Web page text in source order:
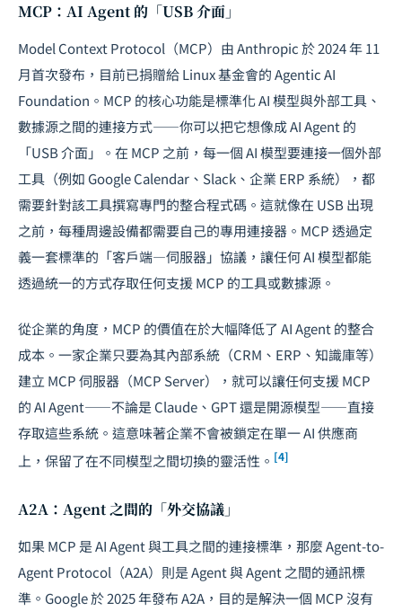
MCP：AI Agent 的「USB 介面」
Model Context Protocol（MCP）由 Anthropic 於 2024 年 11
月首次發布，目前已捐贈給 Linux 基金會的 Agentic AI
Foundation。MCP 的核心功能是標準化 AI 模型與外部工具、
數據源之間的連接方式——你可以把它想像成 AI Agent 的
「USB 介面」。在 MCP 之前，每一個 AI 模型要連接一個外部
工具（例如 Google Calendar、Slack、企業 ERP 系統），都
需要針對該工具撰寫專門的整合程式碼。這就像在 USB 出現
之前，每種周邊設備都需要自己的專用連接器。MCP 透過定
義一套標準的「客戶端—伺服器」協議，讓任何 AI 模型都能
透過統一的方式存取任何支援 MCP 的工具或數據源。
從企業的角度，MCP 的價值在於大幅降低了 AI Agent 的整合
成本。一家企業只要為其內部系統（CRM、ERP、知識庫等）
建立 MCP 伺服器（MCP Server），就可以讓任何支援 MCP
的 AI Agent——不論是 Claude、GPT 還是開源模型——直接
存取這些系統。這意味著企業不會被鎖定在單一 AI 供應商
上，保留了在不同模型之間切換的靈活性。 [4]
A2A：Agent 之間的「外交協議」
如果 MCP 是 AI Agent 與工具之間的連接標準，那麼 Agent-to-
Agent Protocol（A2A）則是 Agent 與 Agent 之間的通訊標
準。Google 於 2025 年發布 A2A，目的是解決一個 MCP 沒有